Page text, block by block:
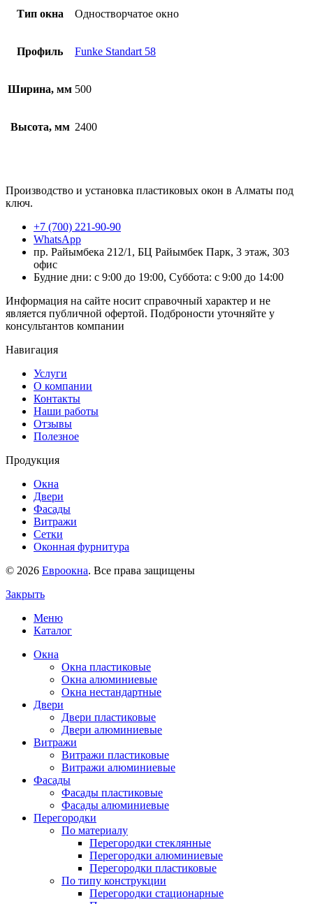
Тип окна Одностворчатое окно
Профиль Funke Standart 58
Ширина, мм 500
Высота, мм 2400
Производство и установка пластиковых окон в Алматы под
ключ.
+7 (700) 221-90-90
WhatsApp
пр. Райымбека 212/1, БЦ Райымбек Парк, 3 этаж, 303
офис
Будние дни: с 9:00 до 19:00, Суббота: с 9:00 до 14:00
Информация на сайте носит справочный характер и не
является публичной офертой. Подброности уточняйте у
консультантов компании
Навигация
Услуги
О компании
Контакты
Наши работы
Отзывы
Полезное
Продукция
Окна
Двери
Фасады
Витражи
Сетки
Оконная фурнитура
© 2026 Евроокна. Все права защищены
Закрыть
Меню
Каталог
Окна
Окна пластиковые
Окна алюминиевые
Окна нестандартные
Двери
Двери пластиковые
Двери алюминиевые
Витражи
Витражи пластиковые
Витражи алюминиевые
Фасады
Фасады пластиковые
Фасады алюминиевые
Перегородки
По материалу
Перегородки стеклянные
Перегородки алюминиевые
Перегородки пластиковые
По типу конструкции
Перегородки стационарные